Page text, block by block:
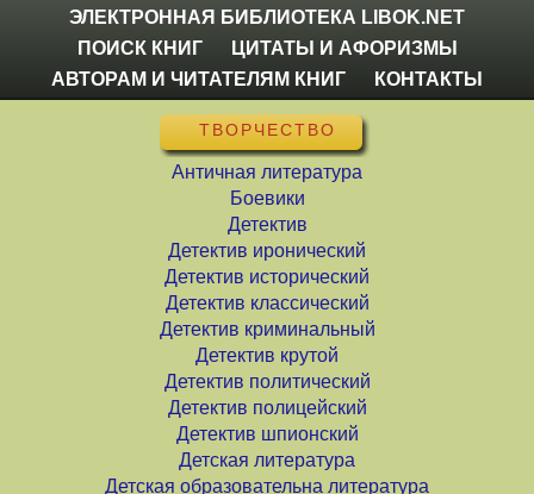
ЭЛЕКТРОННАЯ БИБЛИОТЕКА LIBOK.NET
ПОИСК КНИГ
ЦИТАТЫ И АФОРИЗМЫ
АВТОРАМ И ЧИТАТЕЛЯМ КНИГ
КОНТАКТЫ
ТВОРЧЕСТВО
Античная литература
Боевики
Детектив
Детектив иронический
Детектив исторический
Детектив классический
Детектив криминальный
Детектив крутой
Детектив политический
Детектив полицейский
Детектив шпионский
Детская литература
Детская образовательна литература